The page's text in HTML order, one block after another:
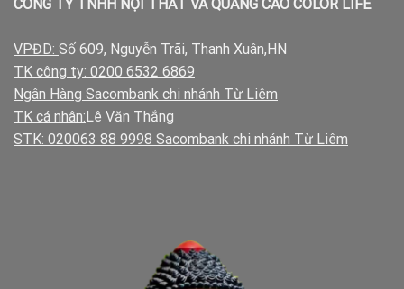
CÔNG TY TNHH NỘI THẤT VÀ QUẢNG CÁO COLOR LIFE
VPĐD: Số 609, Nguyễn Trãi, Thanh Xuân,HN
TK công ty: 0200 6532 6869
Ngân Hàng Sacombank chi nhánh Từ Liêm
TK cá nhân:Lê Văn Thắng
STK: 020063 88 9998 Sacombank chi nhánh Từ Liêm